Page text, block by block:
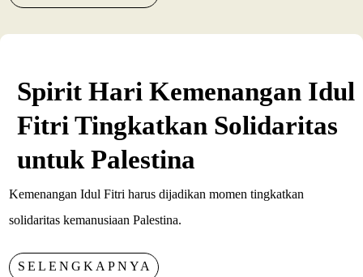
Spirit Hari Kemenangan Idul
Fitri Tingkatkan Solidaritas
untuk Palestina
Kemenangan Idul Fitri harus dijadikan momen tingkatkan
solidaritas kemanusiaan Palestina.
SELENGKAPNYA